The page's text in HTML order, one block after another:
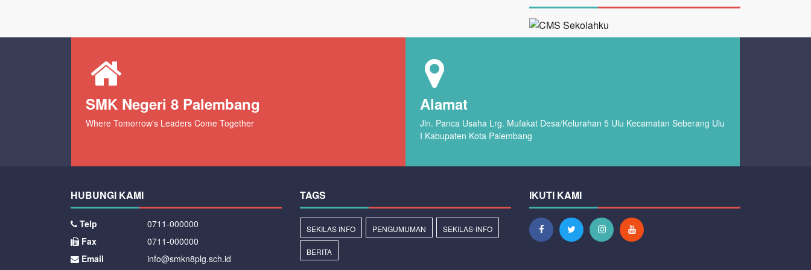
SMK Negeri 8 Palembang
Where Tomorrow's Leaders Come Together
Alamat
Jln. Panca Usaha Lrg. Mufakat Desa/Kelurahan 5 Ulu Kecamatan Seberang Ulu
I Kabupaten Kota Palembang
HUBUNGI KAMI
Telp
0711-000000
Fax
0711-000000
Email
info@smkn8plg.sch.id
TAGS
SEKILAS INFO PENGUMUMAN SEKILAS-INFO
BERITA
IKUTI KAMI